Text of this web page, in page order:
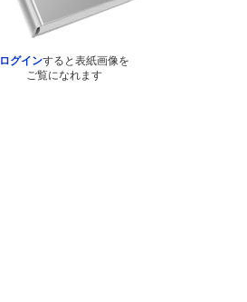
ログインすると表紙画像を
ご覧になれます